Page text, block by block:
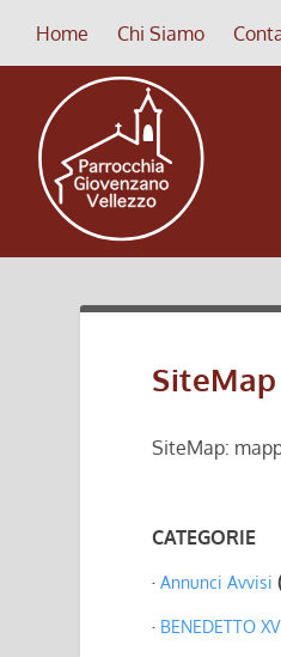
Home Chi Siamo
SiteMap
SiteMap:
CATEGORIE
Annunci Avvisi
BENEDETTO